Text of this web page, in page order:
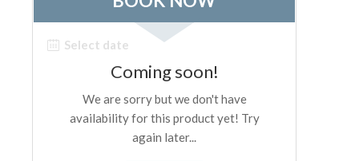
Archäologisches Museum
Opificio delle Pietre Dure
Museo Galileo
Boboli Gardens
The Arnolfo\'s tower